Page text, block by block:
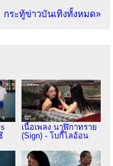
กระทู้ข่าวบันเทิงทั้งหมด»
เนื้อเพลง นาฬิกาทราย
(Sign) - โบกี้ไลอ้อน